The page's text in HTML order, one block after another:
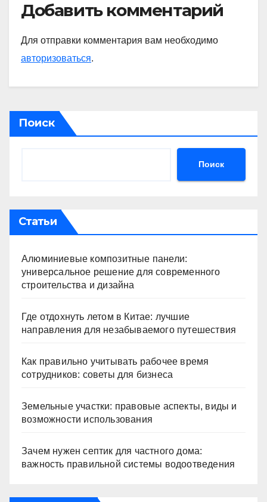
Добавить комментарий
Для отправки комментария вам необходимо
авторизоваться.
Поиск
Поиск
Статьи
Алюминиевые композитные панели:
универсальное решение для современного
строительства и дизайна
Где отдохнуть летом в Китае: лучшие
направления для незабываемого путешествия
Как правильно учитывать рабочее время
сотрудников: советы для бизнеса
Земельные участки: правовые аспекты, виды и
возможности использования
Зачем нужен септик для частного дома:
важность правильной системы водоотведения